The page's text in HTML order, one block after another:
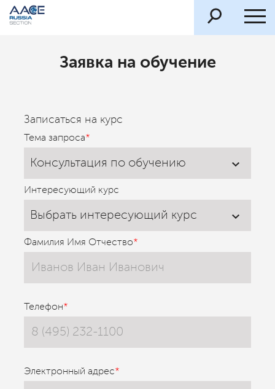
Заявка на обучение
Записаться на курс
Тема запроса*
Консультация по обучению
Интересующий курс
Выбрать интересующий курс
Фамилия Имя Отчество*
Телефон*
Электронный адрес*